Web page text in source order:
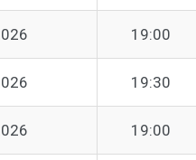
19:00
19:30
19:00